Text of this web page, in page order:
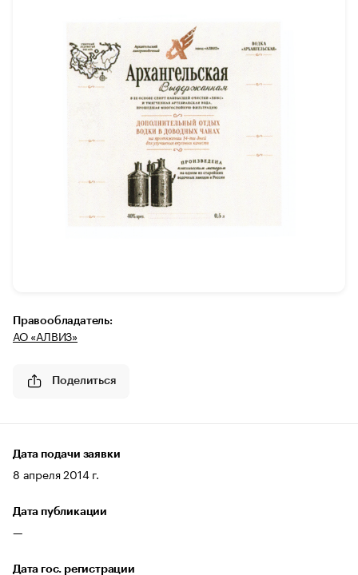
Правообладатель:
АО «АЛВИЗ»
Поделиться
Дата подачи заявки
8 апреля 2014 г.
Дата публикации
—
Дата гос. регистрации